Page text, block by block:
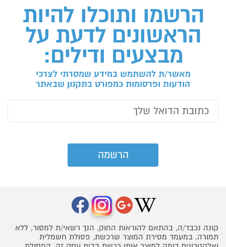
הרשמו ותוכלו להיות
הראשונים לדעת על
מבצעים ודילים:
מאשר/ת להשתמש במידע שמסרתי לצרכי
הודעות ופרסומות כמפורט בתקנון שבאתר
קונה נכבד/ה, בהתאם להוראות החוק, הנך רשאי/ת למסור, ללא
תמורה, במעמד מסירת המוצר שרכשת, פסולת חשמלית